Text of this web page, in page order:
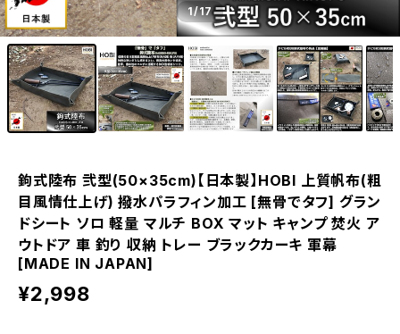
1/17
鉤式陸布 弐型(50×35cm)【日本製】HOBI 上質帆布(粗
目風情仕上げ) 撥水パラフィン加工 [無骨でタフ] グラン
ドシート ソロ 軽量 マルチ BOX マット キャンプ 焚火 ア
ウトドア 車 釣り 収納 トレー ブラックカーキ 軍幕
[MADE IN JAPAN]
¥2,998